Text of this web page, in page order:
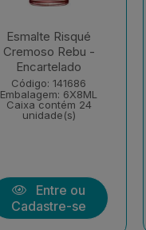
Esmalte Risqué
Cremoso Rebu -
Encartelado
Código: 141686
Embalagem: 6X8ML
Caixa contém 24
unidade(s)
Entre ou
Cadastre-se